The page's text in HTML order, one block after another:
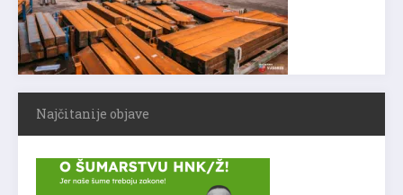
Najčitanije objave